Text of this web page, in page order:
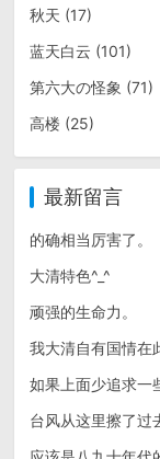
秋天 (17)
蓝天白云 (101)
第六大の怪象 (71)
高楼 (25)
最新留言
的确相当厉害了。
大清特色^_^
顽强的生命力。
我大清自有国情在
台风从这里擦了过